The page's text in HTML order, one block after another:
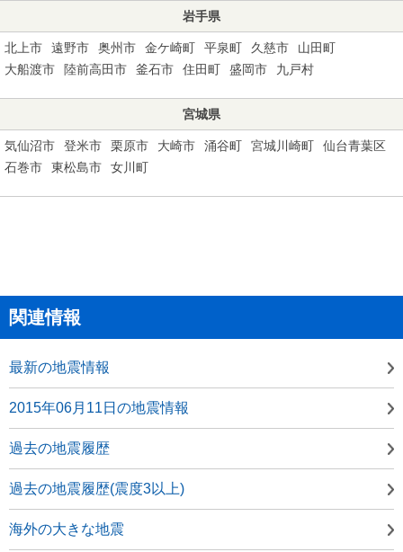
岩手県
北上市 遠野市 奥州市 金ケ崎町 平泉町 久慈市
山田町
大船渡市
陸前高田市 釜石市 住田町 盛岡市 九戸村
宮城県
気仙沼市 登米市 栗原市 大崎市 涌谷町 宮城川崎町
仙台青葉区
石巻市
東松島市 女川町
関連情報
最新の地震情報
2015年06月11日の地震情報
過去の地震履歴
過去の地震履歴(震度3以上)
海外の大きな地震